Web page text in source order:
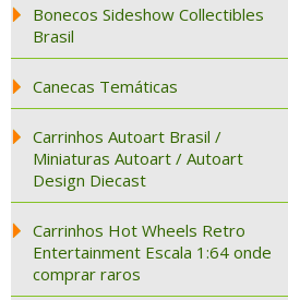
Bonecos Sideshow Collectibles
Brasil
Canecas Temáticas
Carrinhos Autoart Brasil /
Miniaturas Autoart / Autoart
Design Diecast
Carrinhos Hot Wheels Retro
Entertainment Escala 1:64 onde
comprar raros